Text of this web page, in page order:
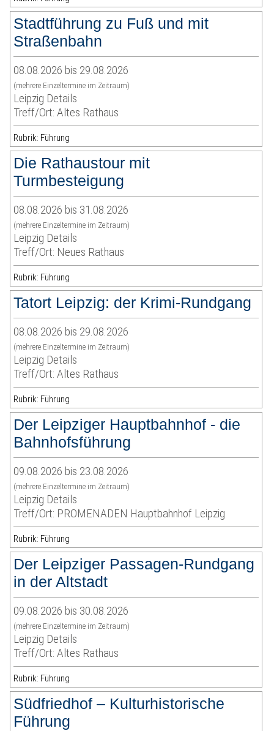
Stadtführung zu Fuß und mit
Straßenbahn
08.08.2026 bis 29.08.2026
(mehrere Einzeltermine im Zeitraum)
Leipzig Details
Treff/Ort: Altes Rathaus
Rubrik: Führung
Die Rathaustour mit
Turmbesteigung
08.08.2026 bis 31.08.2026
(mehrere Einzeltermine im Zeitraum)
Leipzig Details
Treff/Ort: Neues Rathaus
Rubrik: Führung
Tatort Leipzig: der Krimi-Rundgang
08.08.2026 bis 29.08.2026
(mehrere Einzeltermine im Zeitraum)
Leipzig Details
Treff/Ort: Altes Rathaus
Rubrik: Führung
Der Leipziger Hauptbahnhof - die
Bahnhofsführung
09.08.2026 bis 23.08.2026
(mehrere Einzeltermine im Zeitraum)
Leipzig Details
Treff/Ort: PROMENADEN Hauptbahnhof Leipzig
Rubrik: Führung
Der Leipziger Passagen-Rundgang
in der Altstadt
09.08.2026 bis 30.08.2026
(mehrere Einzeltermine im Zeitraum)
Leipzig Details
Treff/Ort: Altes Rathaus
Rubrik: Führung
Südfriedhof – Kulturhistorische
Führung